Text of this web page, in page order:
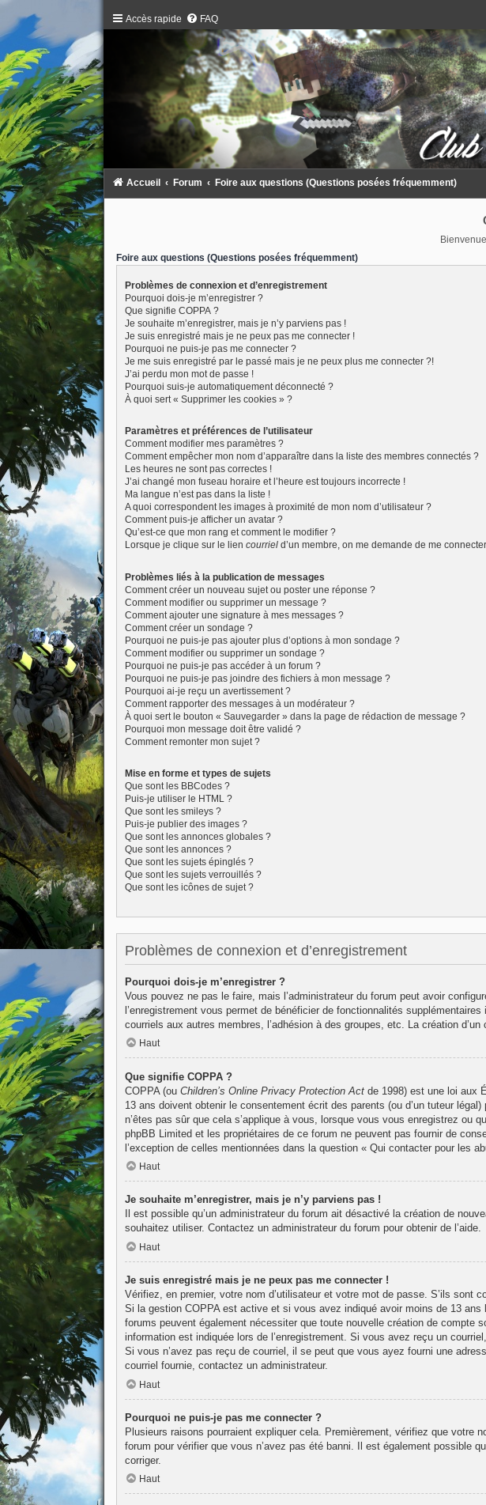
Accès rapide FAQ
Accueil Forum Foire aux questions (Questions posées fréquemment)
Foire aux questions (Questions posées fréquemment)
Problèmes de connexion et d’enregistrement
Pourquoi dois-je m’enregistrer ?
Que signifie COPPA ?
Je souhaite m’enregistrer, mais je n’y parviens pas !
Je suis enregistré mais je ne peux pas me connecter !
Pourquoi ne puis-je pas me connecter ?
Je me suis enregistré par le passé mais je ne peux plus me connecter ?!
J’ai perdu mon mot de passe !
Pourquoi suis-je automatiquement déconnecté ?
À quoi sert « Supprimer les cookies » ?
Paramètres et préférences de l’utilisateur
Comment modifier mes paramètres ?
Comment empêcher mon nom d’apparaître dans la liste des membres connectés ?
Les heures ne sont pas correctes !
J’ai changé mon fuseau horaire et l’heure est toujours incorrecte !
Ma langue n’est pas dans la liste !
A quoi correspondent les images à proximité de mon nom d’utilisateur ?
Comment puis-je afficher un avatar ?
Qu’est-ce que mon rang et comment le modifier ?
Lorsque je clique sur le lien courrield’un membre, on me demande de me
Problèmes liés à la publication de messages
Comment créer un nouveau sujet ou poster une réponse ?
Comment modifier ou supprimer un message ?
Comment ajouter une signature à mes messages ?
Comment créer un sondage ?
Pourquoi ne puis-je pas ajouter plus d’options à mon sondage ?
Comment modifier ou supprimer un sondage ?
Pourquoi ne puis-je pas accéder à un forum ?
Pourquoi ne puis-je pas joindre des fichiers à mon message ?
Pourquoi ai-je reçu un avertissement ?
Comment rapporter des messages à un modérateur ?
À quoi sert le bouton « Sauvegarder » dans la page de rédaction de message ?
Pourquoi mon message doit être validé ?
Comment remonter mon sujet ?
Mise en forme et types de sujets
Que sont les BBCodes ?
Puis-je utiliser le HTML ?
Que sont les smileys ?
Puis-je publier des images ?
Que sont les annonces globales ?
Que sont les annonces ?
Que sont les sujets épinglés ?
Que sont les sujets verrouillés ?
Que sont les icônes de sujet ?
Problèmes de connexion et d’enregistrement
Pourquoi dois-je m’enregistrer ?
Vous pouvez ne pas le faire, mais l’administrateur du forum peut avoir
l’enregistrement vous permet de bénéficier de fonctionnalités
courriels aux autres membres, l’adhésion à des groupes, etc. La création
Haut
Que signifie COPPA ?
COPPA (ou Children’s Online Privacy Protection Actde 1998) est une loi aux
13 ans doivent obtenir le consentement écrit des parents (ou d’un tuteur
n’êtes pas sûr que cela s’applique à vous, lorsque vous vous enregistrez ou
phpBB Limited et les propriétaires de ce forum ne peuvent pas fournir de
l’exception de celles mentionnées dans la question « Qui contacter pour les
Haut
Je souhaite m’enregistrer, mais je n’y parviens pas !
Il est possible qu’un administrateur du forum ait désactivé la création de
souhaitez utiliser. Contactez un administrateur du forum pour obtenir de l’aide.
Haut
Je suis enregistré mais je ne peux pas me connecter !
Vérifiez, en premier, votre nom d’utilisateur et votre mot de passe. S’ils sont
Si la gestion COPPA est active et si vous avez indiqué avoir moins de 13
forums peuvent également nécessiter que toute nouvelle création de
information est indiquée lors de l’enregistrement. Si vous avez reçu un
Si vous n’avez pas reçu de courriel, il se peut que vous ayez fourni une
courriel fournie, contactez un administrateur.
Haut
Pourquoi ne puis-je pas me connecter ?
Plusieurs raisons pourraient expliquer cela. Premièrement, vérifiez que votre
forum pour vérifier que vous n’avez pas été banni. Il est également possible
corriger.
Haut